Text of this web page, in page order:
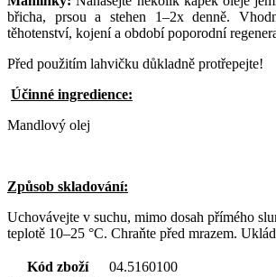
břicha, prsou a stehen 1–2x denně.
těhotenství, kojení a období poporodní
Před použitím lahvičku důkladně protřepejte!
Účinné ingredience:
Mandlový olej
Způsob skladování:
Uchovávejte v suchu, mimo dosah přímého
teplotě 10–25 °C. Chraňte před mrazem.
Kód zboží
04.5160100